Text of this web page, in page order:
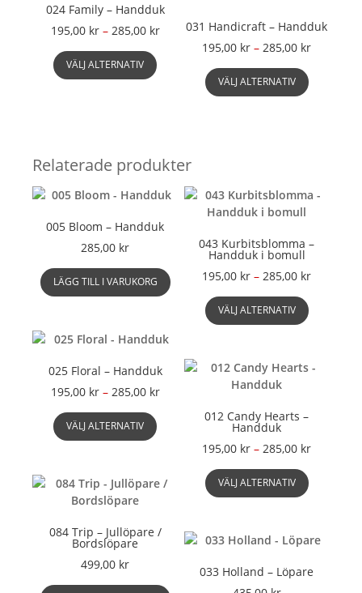
024 Family – Handduk
195,00 kr – 285,00 krPrisintervall:
195,00 kr
285,00 kr
VÄLJ ALTERNATIV
här
produkten
olika
alternativen
väljas
produktsidan
031 Handicraft – Handduk
195,00 kr – 285,00 kr
VÄLJ ALTERNATIV
här
Relaterade produkter
005 Bloom – Handduk
285,00 kr
LÄGG TILL I VARUKORG
043 Kurbitsblomma –
Handduk i bomull
195,00 kr – 285,00 kr
VÄLJ ALTERNATIV
här
flera
olika
kan
på
025 Floral – Handduk
195,00 kr – 285,00 krPrisintervall:
285,00 kr
VÄLJ ALTERNATIV
här
produkten
flera
varianter.
olika
alternativen
väljas
012 Candy Hearts –
Handduk
195,00 kr – 285,00 kr
VÄLJ ALTERNATIV
här
flera
De
084 Trip – Jullöpare /
Bordslöpare
499,00 kr
033 Holland – Löpare